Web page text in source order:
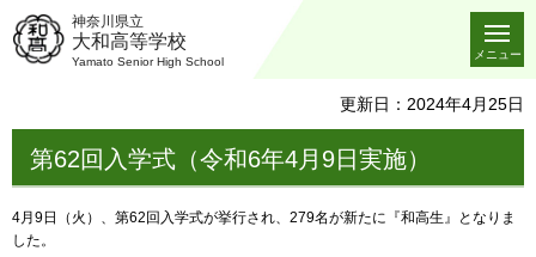
神奈川県立
大和高等学校
Yamato Senior High School
メニュー
更新日：2024年4月25日
第62回入学式（令和6年4月9日実施）
4月9日（火）、第62回入学式が挙行され、279名が新たに『和高生』となりま
した。